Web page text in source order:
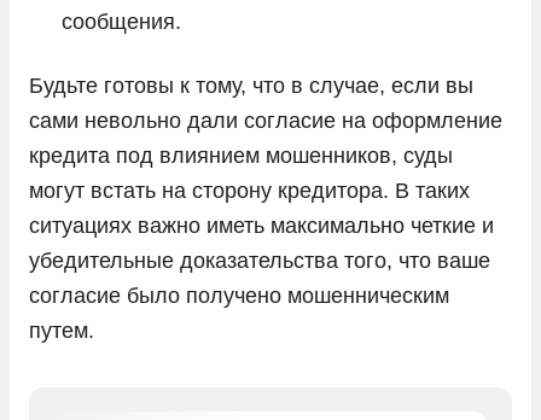
сообщения.
Будьте готовы к тому, что в случае, если вы
сами невольно дали согласие на оформление
кредита под влиянием мошенников, суды
могут встать на сторону кредитора. В таких
ситуациях важно иметь максимально четкие и
убедительные доказательства того, что ваше
согласие было получено мошенническим
путем.